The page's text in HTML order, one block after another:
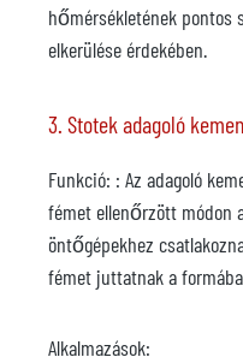
hőmérsékletének pontos
elkerülése érdekében.
3. Stotek adagoló
Funkció: : Az adagoló
fémet ellenőrzött módon
öntőgépekhez
fémet juttatnak a
Alkalmazások: